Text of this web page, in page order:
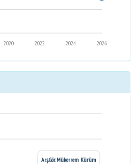
2026
2024
2022
2020
Arş.Gör. Mükerrem Kürüm